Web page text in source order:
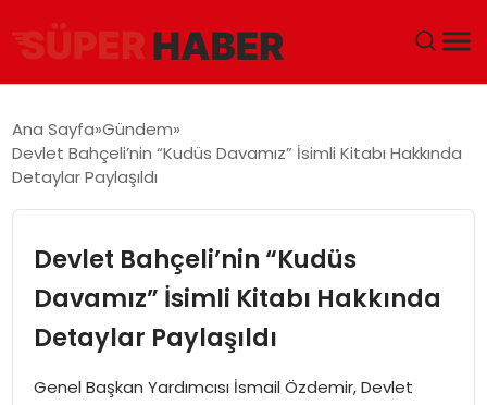
GÜNDEM
EKONOMI
MAGAZIN
Ana Sayfa Gündem
Devlet Bahçeli’nin “Kudüs Davamız” İsimli Kitabı Hakkında
Detaylar Paylaşıldı
Devlet Bahçeli’nin “Kudüs
Davamız” İsimli Kitabı Hakkında
Detaylar Paylaşıldı
Genel Başkan Yardımcısı İsmail Özdemir, Devlet